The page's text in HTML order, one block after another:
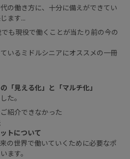
の働き方に、十分に備えができてい
ます...
も現役で働くことが当たり前の今の
いるミドルシニアにオススメの一冊
「見える化」と「マルチ化」
た。
紹介できなかった
トについて
の世界で働いていくために必要なポ
ます。